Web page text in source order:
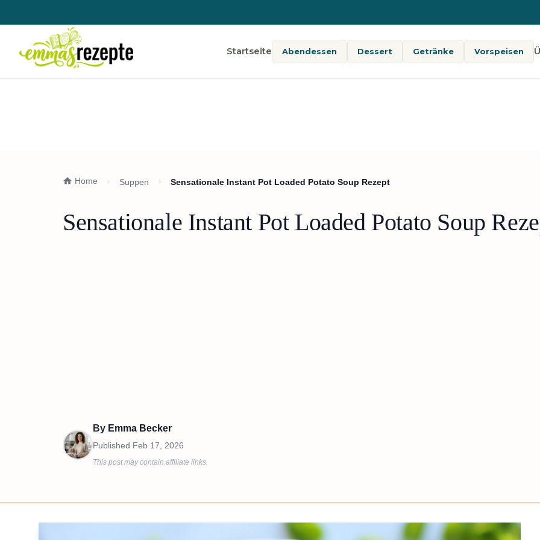
Startseite Abendessen Dessert Getränke Vorspeisen
Home Suppen Sensationale Instant Pot Loaded Potato Soup Rezept
Sensationale Instant Pot Loaded Potato Soup
By Emma Becker
Published Feb 17, 2026
This post may contain affiliate links.